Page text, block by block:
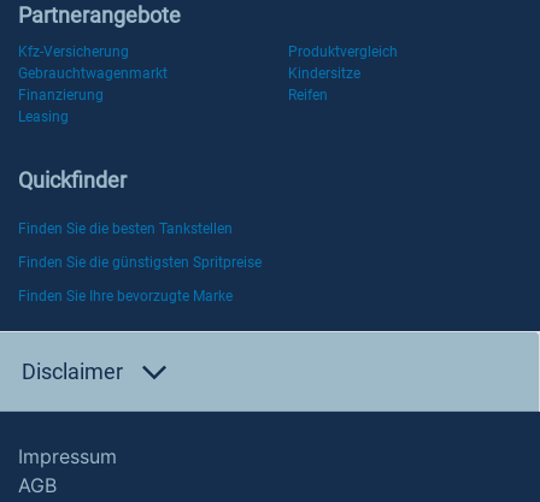
Partnerangebote
Kfz-Versicherung
Produktvergleich
Gebrauchtwagenmarkt
Kindersitze
Finanzierung
Reifen
Leasing
Quickfinder
Finden Sie die besten Tankstellen
Finden Sie die günstigsten Spritpreise
Finden Sie Ihre bevorzugte Marke
Disclaimer
Impressum
AGB